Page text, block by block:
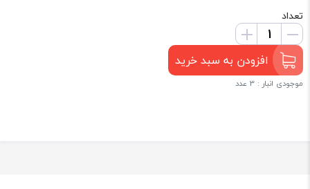
تعداد
افزودن به سبد خرید
موجودی انبار : 3 عدد